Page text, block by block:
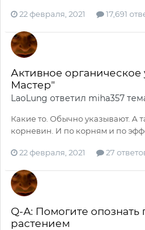
22 февраля, 2021 17,691
Активное
Мастер"
LaoLung ответил miha357
Какие то. Обычно указывают. А
корневин. И по корням и по
22 февраля, 2021 27
Q-A: Помогите опознать
растением